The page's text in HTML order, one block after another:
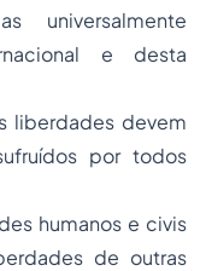
universalmente
e desta
liberdades devem
por todos
humanos e civis
de outras